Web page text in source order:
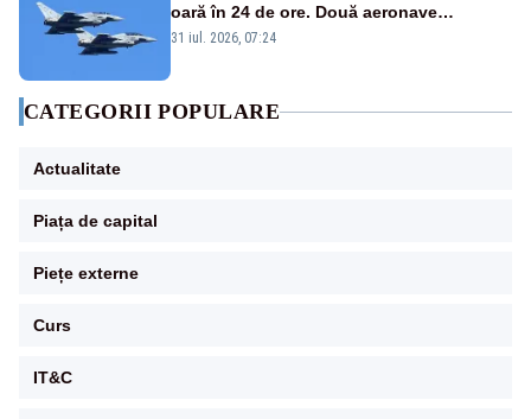
oară în 24 de ore. Două aeronave
Eurofighter britanice au fost ridicate de la
31 iul. 2026, 07:24
CATEGORII POPULARE
Actualitate
Piața de capital
Piețe externe
Curs
IT&C